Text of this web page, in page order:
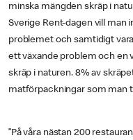
minska mängden skräp i
Sverige Rent-dagen vill man
problemet och samtidigt
ett växande problem och en
skräp i naturen. 8% av
matförpackningar som man
”På våra nästan 200